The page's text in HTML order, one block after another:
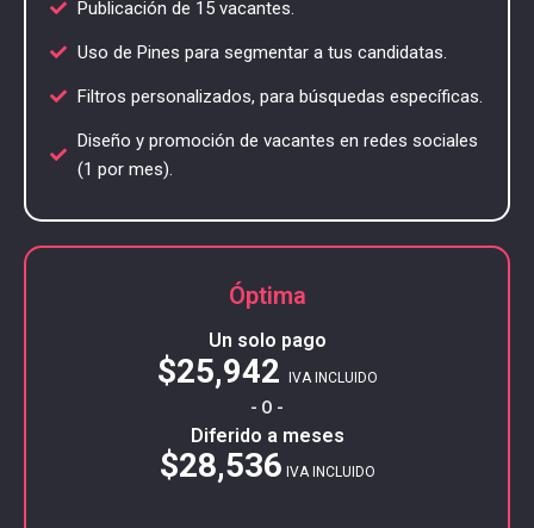
Publicación de 15 vacantes.
Uso de Pines para segmentar a tus candidatas.
Filtros personalizados, para búsquedas específicas.
Diseño y promoción de vacantes en redes sociales
(1 por mes).
Óptima
Un solo pago
$25,942 IVA INCLUIDO
- O -
Diferido a meses
$28,536 IVA INCLUIDO